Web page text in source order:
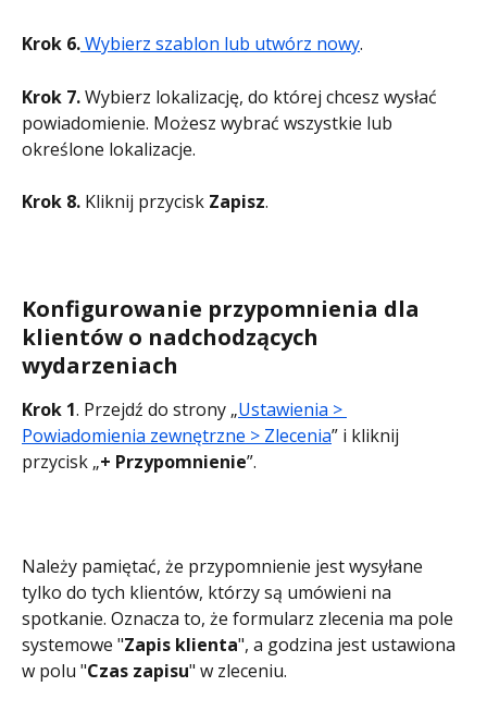
Krok 6. Wybierz szablon lub utwórz nowy.
Krok 7. Wybierz lokalizację, do której chcesz wysłać
powiadomienie. Możesz wybrać wszystkie lub
określone lokalizacje.
Krok 8. Kliknij przycisk Zapisz.
Konfigurowanie przypomnienia dla
klientów o nadchodzących
wydarzeniach
Krok 1. Przejdź do strony „Ustawienia >
Powiadomienia zewnętrzne > Zlecenia” i kliknij
przycisk „+ Przypomnienie”.
Należy pamiętać, że przypomnienie jest wysyłane
tylko do tych klientów, którzy są umówieni na
spotkanie. Oznacza to, że formularz zlecenia ma pole
systemowe "Zapis klienta", a godzina jest ustawiona
w polu "Czas zapisu" w zleceniu.